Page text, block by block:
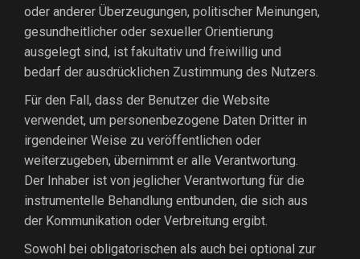
oder anderer Überzeugungen, politischer Meinungen,
gesundheitlicher oder sexueller Orientierung
ausgelegt sind, ist fakultativ und freiwillig und
bedarf der ausdrücklichen Zustimmung des Nutzers.
Für den Fall, dass der Benutzer die Website
verwendet, um personenbezogene Daten Dritter in
irgendeiner Weise zu veröffentlichen oder
weiterzugeben, übernimmt er alle Verantwortung.
Der Inhaber ist von jeglicher Verantwortung für die
instrumentelle Behandlung entbunden, die sich aus
der Kommunikation oder Verbreitung ergibt.
Sowohl bei obligatorischen als auch bei optional zur